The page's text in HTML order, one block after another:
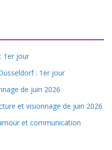
1er jour
: 1er jour
de juin 2026
et visionnage de juin 2026
et communication